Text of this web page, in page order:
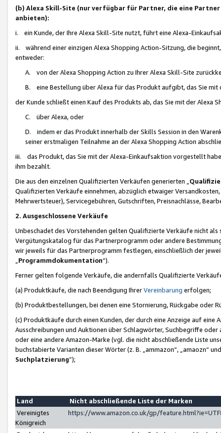
(b) Alexa Skill-Site (nur verfügbar für Partner, die eine
anbieten):
i. ein Kunde, der Ihre Alexa Skill-Site nutzt, führt eine Alexa-
ii. während einer einzigen Alexa Shopping Action-Sitzung, die
entweder:
A. von der Alexa Shopping Action zu Ihrer Alexa Skill-Site
B. eine Bestellung über Alexa für das Produkt aufgibt, das Sie mit
der Kunde schließt einen Kauf des Produkts ab, das Sie mit der Alexa
C. über Alexa, oder
D. indem er das Produkt innerhalb der Skills Session in den
seiner erstmaligen Teilnahme an der Alexa Shopping Action
iii. das Produkt, das Sie mit der Alexa-Einkaufsaktion vorgestellt
ihm bezahlt.
Die aus den einzelnen Qualifizierten Verkäufen generierten „
Qualifizierten Verkäufe einnehmen, abzüglich etwaiger
Mehrwertsteuer), Servicegebühren, Gutschriften, Preisnachlässe,
2. Ausgeschlossene Verkäufe
Unbeschadet des Vorstehenden gelten Qualifizierte Verkäufe nicht
Vergütungskatalog für das Partnerprogramm oder andere
wir jeweils für das Partnerprogramm festlegen, einschließlich der
Programmdokumentation“).
Ferner gelten folgende Verkäufe, die andernfalls Qualifizierte
(a) Produktkäufe, die nach Beendigung IhrerVereinbarung erfolgen;
(b) Produktbestellungen, bei denen eine Stornierung, Rückgabe oder
(c) Produktkäufe durch einen Kunden, der durch eine Anzeige auf
Ausschreibungen und Auktionen über Schlagwörter, Suchbegriffe
oder eine andere Amazon-Marke (vgl. die nicht abschließende Liste
buchstabierte Varianten dieser Wörter (z. B. „ammazon“, „amaozn“
Suchplatzierung”);
Land
Nicht abschließende Liste der Marken
Vereinigtes
Königreich
https://www.amazon.co.uk/gp/